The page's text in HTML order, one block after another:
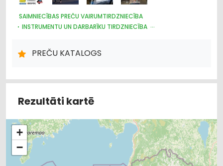
SAIMNIECĪBAS PREČU VAIRUMTIRDZNIECĪBA
INSTRUMENTU UN DARBARĪKU TIRDZNIECĪBA
UN APAVI; TIRDZNIECĪBA
PREČU KATALOGS
Rezultāti kartē
+
−